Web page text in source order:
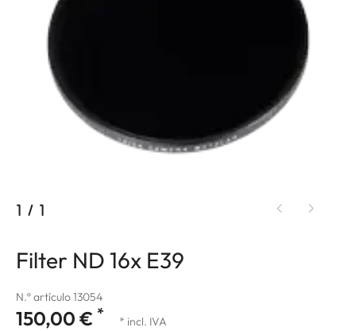
1 / 1
Filter ND 16x E39
N.º artículo 13054
150,00 € * * incl. IVA